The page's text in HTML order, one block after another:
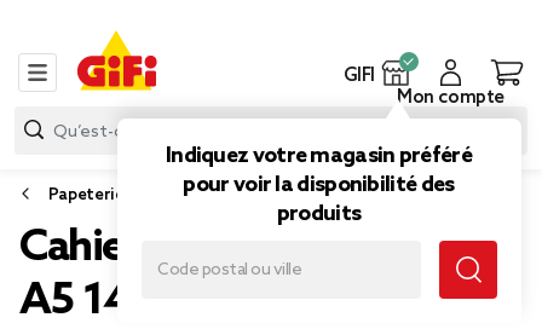
GIFI
Indiquez votre magasin préféré
pour voir la disponibilité des
produits
Mon compte
Papeterie et fournitures bureau
Cahier à spirales message
A5 140 pages